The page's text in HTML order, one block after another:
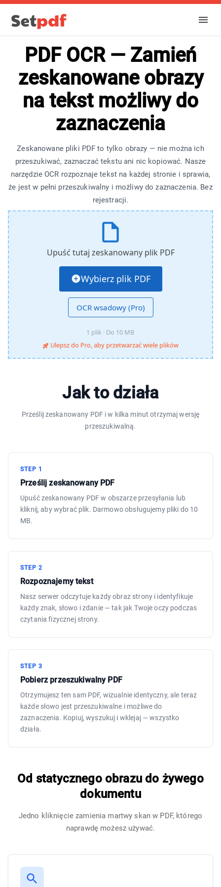
PDF OCR — Zamień
zeskanowane obrazy
na tekst możliwy do
zaznaczenia
Zeskanowane pliki PDF to tylko obrazy — nie można ich
przeszukiwać, zaznaczać tekstu ani nic kopiować. Nasze
narzędzie OCR rozpoznaje tekst na każdej stronie i sprawia,
że jest w pełni przeszukiwalny i możliwy do zaznaczenia. Bez
rejestracji.
Upuść tutaj zeskanowany plik PDF
Wybierz plik PDF
OCR wsadowy (Pro)
1 plik · Do 10 MB
Ulepsz do Pro, aby przetwarzać wiele plików
Jak to działa
Prześlij zeskanowany PDF i w kilka minut otrzymaj wersję
przeszukiwalną.
STEP 1
Prześlij zeskanowany PDF
Upuść zeskanowany PDF w obszarze przesyłania lub
kliknij, aby wybrać plik. Darmowo obsługujemy pliki do 10
MB.
STEP 2
Rozpoznajemy tekst
Nasz serwer odczytuje każdy obraz strony i identyfikuje
każdy znak, słowo i zdanie — tak jak Twoje oczy podczas
czytania fizycznej strony.
STEP 3
Pobierz przeszukiwalny PDF
Otrzymujesz ten sam PDF, wizualnie identyczny, ale teraz
każde słowo jest przeszukiwalne i możliwe do
zaznaczenia. Kopiuj, wyszukuj i wklejaj — wszystko
działa.
Od statycznego obrazu do żywego
dokumentu
Jedno kliknięcie zamienia martwy skan w PDF, którego
naprawdę możesz używać.